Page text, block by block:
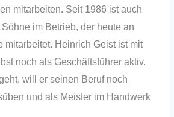
mitarbeiten. Seit 1986 ist auch
im Betrieb, der heute an
mitarbeitet. Heinrich Geist ist mit
noch als Geschäftsführer aktiv.
will er seinen Beruf noch
und als Meister im Handwerk